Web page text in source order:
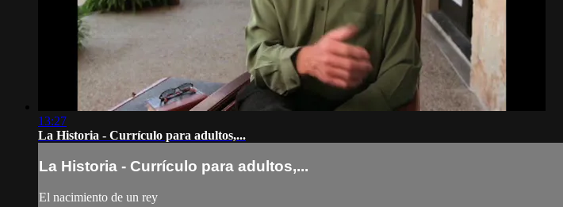
13:27
La Historia - Currículo para adultos,...
La Historia - Currículo para adultos,...
El nacimiento de un rey